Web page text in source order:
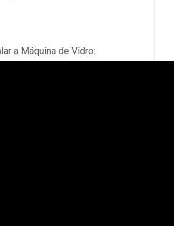
a Máquina de Vidro: